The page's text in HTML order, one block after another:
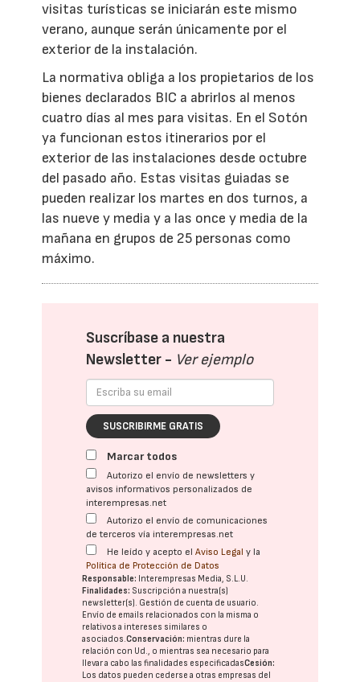
visitas turísticas se iniciarán este mismo
verano, aunque serán únicamente por el
exterior de la instalación.
La normativa obliga a los propietarios de los
bienes declarados BIC a abrirlos al menos
cuatro días al mes para visitas. En el Sotón
ya funcionan estos itinerarios por el
exterior de las instalaciones desde octubre
del pasado año. Estas visitas guiadas se
pueden realizar los martes en dos turnos, a
las nueve y media y a las once y media de la
mañana en grupos de 25 personas como
máximo.
Suscríbase a nuestra
Newsletter - Ver ejemplo
SUSCRIBIRME GRATIS
Marcar todos
Autorizo el envío de newsletters y
avisos informativos personalizados de
interempresas.net
Autorizo el envío de comunicaciones
de terceros vía interempresas.net
He leído y acepto elAviso Legal y la
Política de Protección de Datos
Responsable: Interempresas Media, S.L.U.
Finalidades: Suscripción a nuestra(s)
newsletter(s). Gestión de cuenta de usuario.
Envío de emails relacionados con la misma o
relativos a intereses similares o
asociados.Conservación: mientras dure la
relación con Ud., o mientras sea necesario para
llevar a cabo las finalidades especificadasCesión:
Los datos pueden cederse a otras empresas del